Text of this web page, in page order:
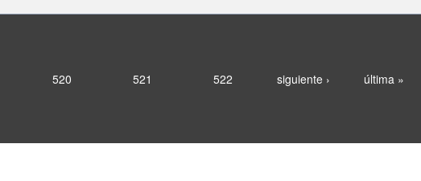
520 521 522 siguiente › última »